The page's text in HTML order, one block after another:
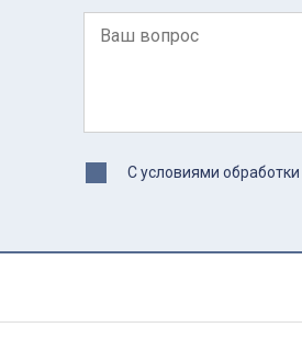
С условиями обработки